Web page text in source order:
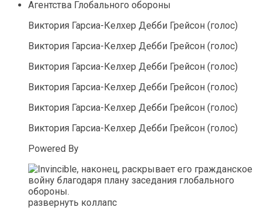
Виктория Гарсиа-Келхер Дебби Грейсон (голос)
Виктория Гарсиа-Келхер Дебби Грейсон (голос)
Виктория Гарсиа-Келхер Дебби Грейсон (голос)
Виктория Гарсиа-Келхер Дебби Грейсон (голос)
Виктория Гарсиа-Келхер Дебби Грейсон (голос)
Виктория Гарсиа-Келхер Дебби Грейсон (голос)
Powered By
развернуть коллапс